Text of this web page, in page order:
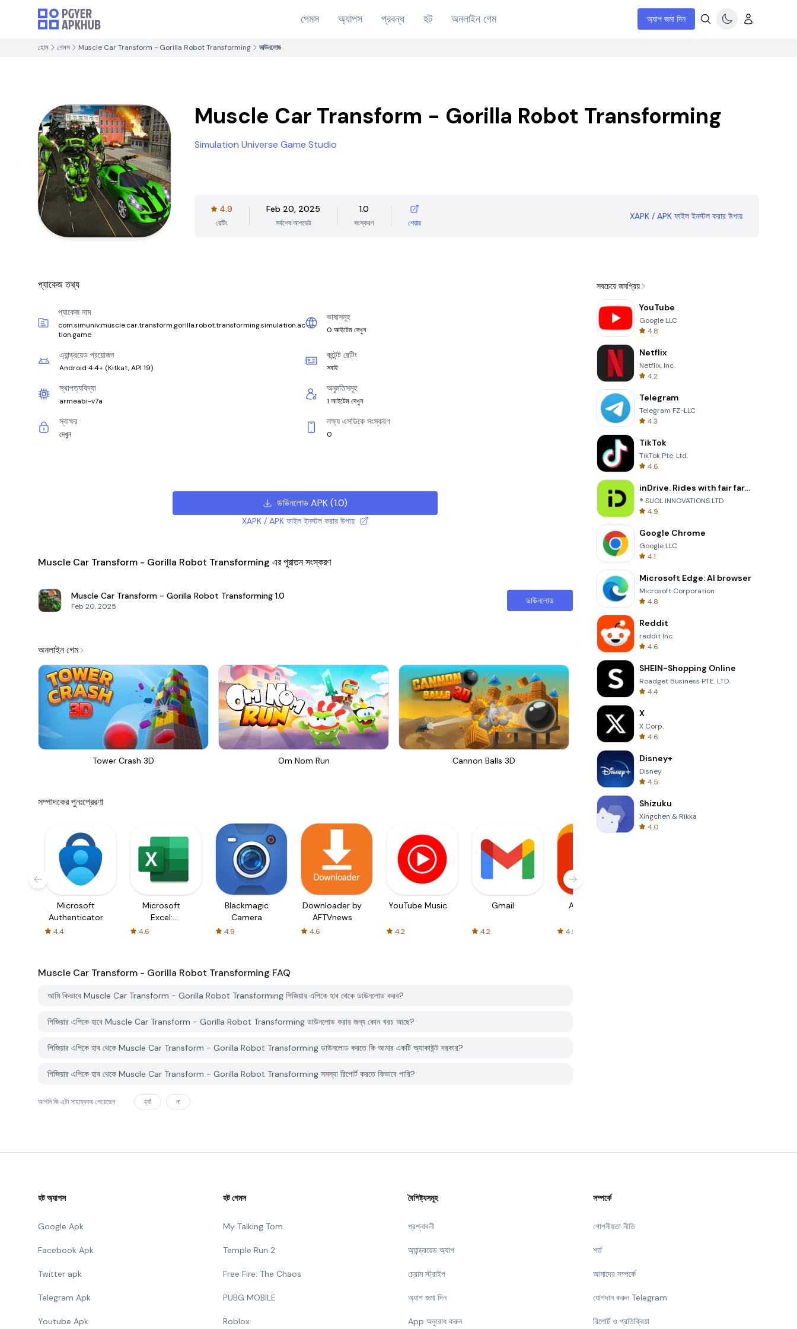
গেমস অ্যাপস প্রবন্ধ হট অনলাইন গেম অ্যাপ জমা দিন
হোম গেমস Muscle Car Transform - Gorilla Robot Transforming ডাউনলোড
Muscle Car Transform - Gorilla Robot Transforming
Simulation Universe Game Studio
4.9
রেটিং
Feb 20, 2025
সর্বশেষ আপডেট
1.0
সংস্করণ শেয়ার
XAPK / APK ফাইল ইনস্টল করার উপায়
প্যাকেজ তথ্য
প্যাকেজ নাম
com.simuniv.muscle.car.transform.gorilla.robot.transforming.simulation.ac
tion.game
ভাষাসমূহ
0 আইটেম দেখুন
এ্যান্ড্রয়েড প্রয়োজন
Android 4.4+ (Kitkat, API 19)
কন্টেন্ট রেটিং
সবাই
স্থাপত্যবিদ্যা
armeabi-v7a
অনুমতিসমূহ
1 আইটেম দেখুন
স্বাক্ষর
দেখুন
লক্ষ্য এসডিকে সংস্করণ
0
ডাউনলোড APK(1.0)
XAPK / APK ফাইল ইনস্টল করার উপায়
Muscle Car Transform - Gorilla Robot Transforming এর পুরাতন সংস্করণ
Muscle Car Transform - Gorilla Robot Transforming 1.0
Feb 20, 2025
ডাউনলোড
অনলাইন গেম
Tower Crash 3D Om Nom Run Cannon Balls 3D Words of Wonders
সম্পাদকের পুনঃপ্রেরণা
Microsoft
Authenticator
4.4
Microsoft
Excel:
Spreadsheets
4.6
Blackmagic
Camera
4.9
Downloader by
AFTVnews
4.6
YouTube Music
4.2
Gmail
4.2
AliExpress
4.5
Muscle Car Transform - Gorilla Robot Transforming FAQ
আমি কিভাবে Muscle Car Transform - Gorilla Robot Transforming পিজিয়ার এপিকে হাব থেকে ডাউনলোড করব?
পিজিয়ার এপিকে হাবে Muscle Car Transform - Gorilla Robot Transforming ডাউনলোড করার জন্য কোন খরচ আছে?
পিজিয়ার এপিকে হাব থেকে Muscle Car Transform - Gorilla Robot Transforming ডাউনলোড করতে কি আমার একটি অ্যাকাউন্ট দরকার?
পিজিয়ার এপিকে হাব থেকে Muscle Car Transform - Gorilla Robot Transforming সমস্যা রিপোর্ট করতে কিভাবে পারি?
আপনি কি এটা সাহায্যকর পেয়েছেন হ্যাঁ না
সবচেয়ে জনপ্রিয়
YouTube
Google LLC
4.8
Netflix
Netflix, Inc.
4.2
Telegram
Telegram FZ-LLC
4.3
TikTok
TikTok Pte. Ltd.
4.6
inDrive. Rides with fair fares
® SUOL INNOVATIONS LTD
4.9
Google Chrome
Google LLC
4.1
Microsoft Edge: AI browser
Microsoft Corporation
4.8
Reddit
reddit Inc.
4.6
SHEIN-Shopping Online
Roadget Business PTE. LTD.
4.4
X
X Corp.
4.6
Disney+
Disney
4.5
Shizuku
Xingchen & Rikka
4.0
হট অ্যাপস
Google Apk
Facebook Apk
Twitter apk
Telegram Apk
Youtube Apk
হট গেমস
My Talking Tom
Temple Run 2
Free Fire: The Chaos
PUBG MOBILE
Roblox
বৈশিষ্ট্যসমূহ
প্রশ্নাবলী
অ্যান্ড্রয়েড অ্যাপ
চ্রোম স্ট্রাইপ
অ্যাপ জমা দিন
App অনুরোধ করুন
সম্পর্কে
গোপনীয়তা নীতি
শর্ত
আমাদের সম্পর্কে
যোগদান করুন Telegram
রিপোর্ট ও প্রতিক্রিয়া